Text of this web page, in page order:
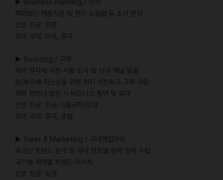
▶ Business Planning / 인사
해외법인 채용지원 및 현지 노동법 등 조사 분석
선호 전공: 무관
우대 국적: 미국, 중국
▶ Sourcing / 구매
해외 원자재 시장 시황 조사 및 신규 채널 발굴
원/부자재 직소싱을 위한 현지 네트워크 구축 지원
해외 파트너 방문 시 비즈니스 통역 및 응대
선호 전공: 이공/식품공학/상경
우대 국적: 중국, 유럽
▶ Sales & Marketing / 국내영업관리
외국인 트렌드 분석 및 국내 점포별 판매 전략 수립
국가별·세대별 트렌드 리서치
선호 전공: 상경